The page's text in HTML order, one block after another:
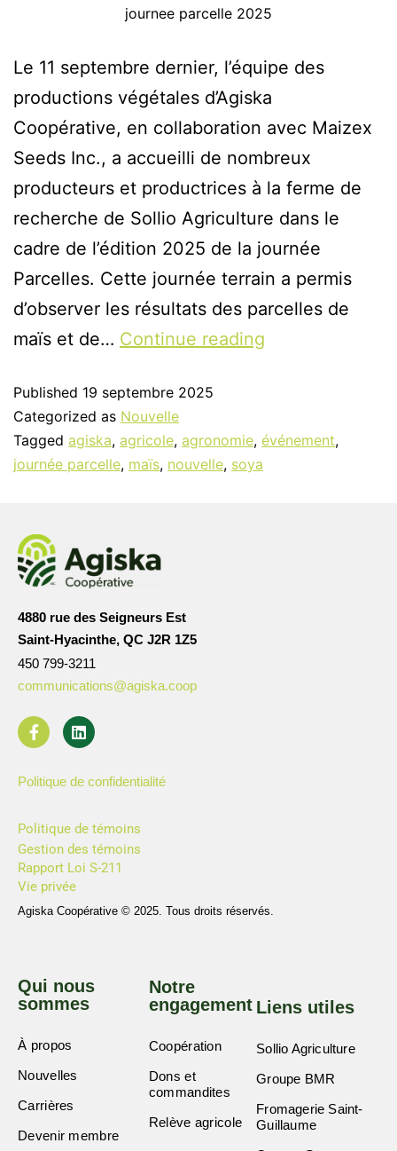
journee parcelle 2025
Le 11 septembre dernier, l’équipe des
productions végétales d’Agiska
Coopérative, en collaboration avec Maizex
Seeds Inc., a accueilli de nombreux
producteurs et productrices à la ferme de
recherche de Sollio Agriculture dans le
cadre de l’édition 2025 de la journée
Parcelles. Cette journée terrain a permis
d’observer les résultats des parcelles de
maïs et de… Continue reading
Published 19 septembre 2025
Categorized as Nouvelle
Tagged agiska, agricole, agronomie, événement,
journée parcelle, maïs, nouvelle, soya
4880 rue des Seigneurs Est
Saint-Hyacinthe, QC J2R 1Z5
450 799-3211
communications@agiska.coop
Politique de confidentialité
Politique de témoins
Gestion des témoins
Rapport Loi S-211
Vie privée
Agiska Coopérative © 2025. Tous droits réservés.
Qui nous
sommes
À propos
Nouvelles
Carrières
Devenir membre
Notre
engagement
Coopération
Dons et
commandites
Relève agricole
Liens utiles
Sollio Agriculture
Groupe BMR
Fromagerie Saint-
Guillaume